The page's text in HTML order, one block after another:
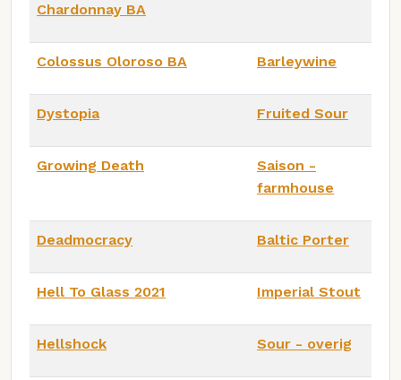
Chardonnay BA
Colossus Oloroso BA Barleywine
Dystopia Fruited Sour
Growing Death
Saison -
farmhouse
Deadmocracy Baltic Porter
Hell To Glass 2021 Imperial Stout
Hellshock Sour - overig